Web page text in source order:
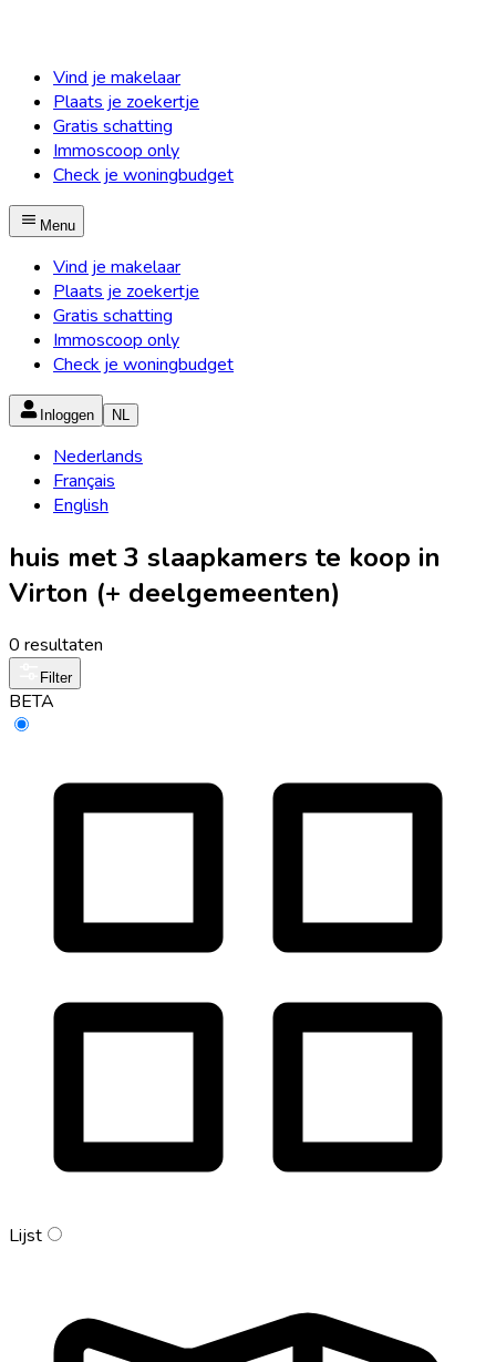
Vind je makelaar
Plaats je zoekertje
Gratis schatting
Immoscoop only
Check je woningbudget
Menu
Vind je makelaar
Plaats je zoekertje
Gratis schatting
Immoscoop only
Check je woningbudget
Inloggen NL
Nederlands
Français
English
huis met 3 slaapkamers te koop in
Virton (+ deelgemeenten)
0 resultaten
Filter
BETA
Lijst